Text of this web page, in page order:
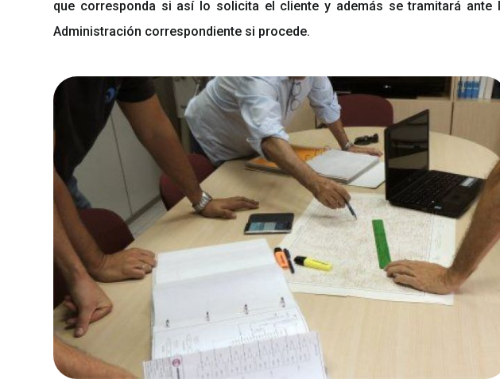
que corresponda si así lo solicita el cliente y además se tramitará ante
Administración correspondiente si procede.